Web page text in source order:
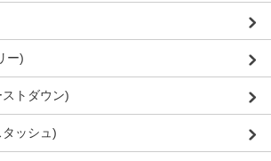
ー)
トダウン)
ッシュ)